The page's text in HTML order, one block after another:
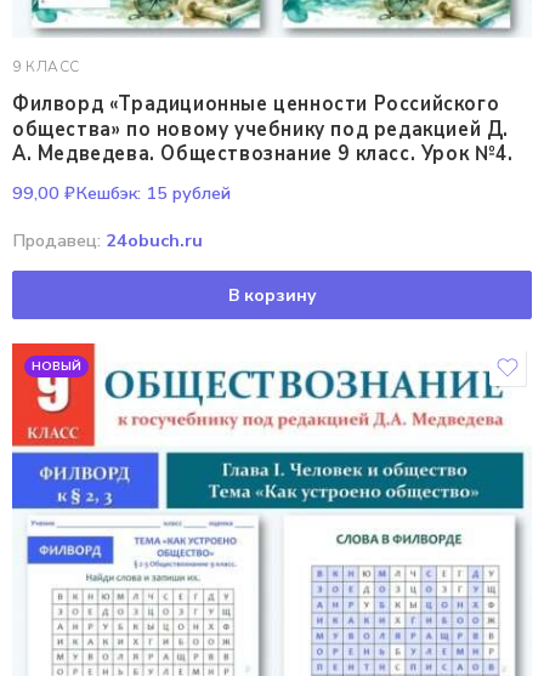
9 КЛАСС
Филворд «Традиционные ценности Российского
общества» по новому учебнику под редакцией Д.
А. Медведева. Обществознание 9 класс. Урок №4.
99,00 ₽Кешбэк: 15 рублей
Продавец: 24obuch.ru
В корзину
НОВЫЙ